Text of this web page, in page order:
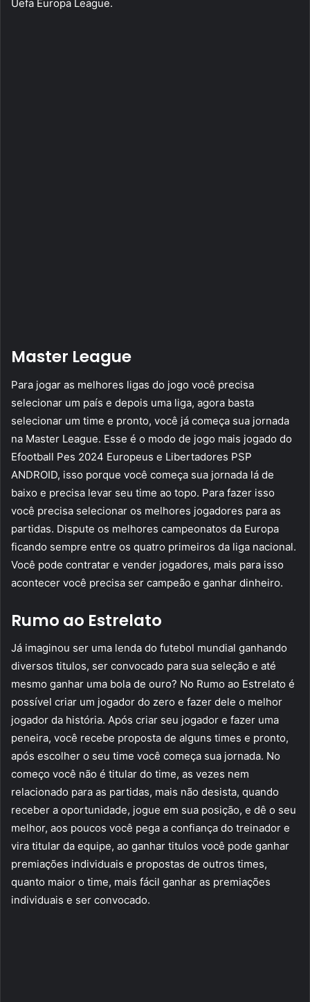
Uefa Europa League.
Master League
Para jogar as melhores ligas do jogo você precisa
selecionar um país e depois uma liga, agora basta
selecionar um time e pronto, você já começa sua jornada
na Master League. Esse é o modo de jogo mais jogado do
Efootball Pes 2024 Europeus e Libertadores PSP
ANDROID, isso porque você começa sua jornada lá de
baixo e precisa levar seu time ao topo. Para fazer isso
você precisa selecionar os melhores jogadores para as
partidas. Dispute os melhores campeonatos da Europa
ficando sempre entre os quatro primeiros da liga nacional.
Você pode contratar e vender jogadores, mais para isso
acontecer você precisa ser campeão e ganhar dinheiro.
Rumo ao Estrelato
Já imaginou ser uma lenda do futebol mundial ganhando
diversos titulos, ser convocado para sua seleção e até
mesmo ganhar uma bola de ouro? No Rumo ao Estrelato é
possível criar um jogador do zero e fazer dele o melhor
jogador da história. Após criar seu jogador e fazer uma
peneira, você recebe proposta de alguns times e pronto,
após escolher o seu time você começa sua jornada. No
começo você não é titular do time, as vezes nem
relacionado para as partidas, mais não desista, quando
receber a oportunidade, jogue em sua posição, e dê o seu
melhor, aos poucos você pega a confiança do treinador e
vira titular da equipe, ao ganhar titulos você pode ganhar
premiações individuais e propostas de outros times,
quanto maior o time, mais fácil ganhar as premiações
individuais e ser convocado.